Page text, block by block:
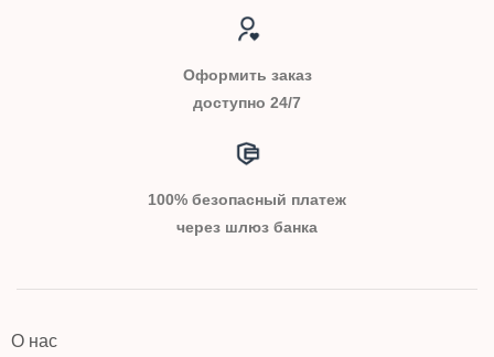
Оформить заказ
доступно 24/7
100% безопасный платеж
через шлюз банка
О нас